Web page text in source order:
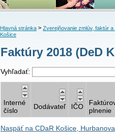
Hlavná stránka> Zverejňovanie zmlúv, faktúr a
Košice
Faktúry 2018 (DeD
Vyhľadať:
Interné
číslo
Dodávateľ IČO
plnenie
Naspäť na CDaR Košice,